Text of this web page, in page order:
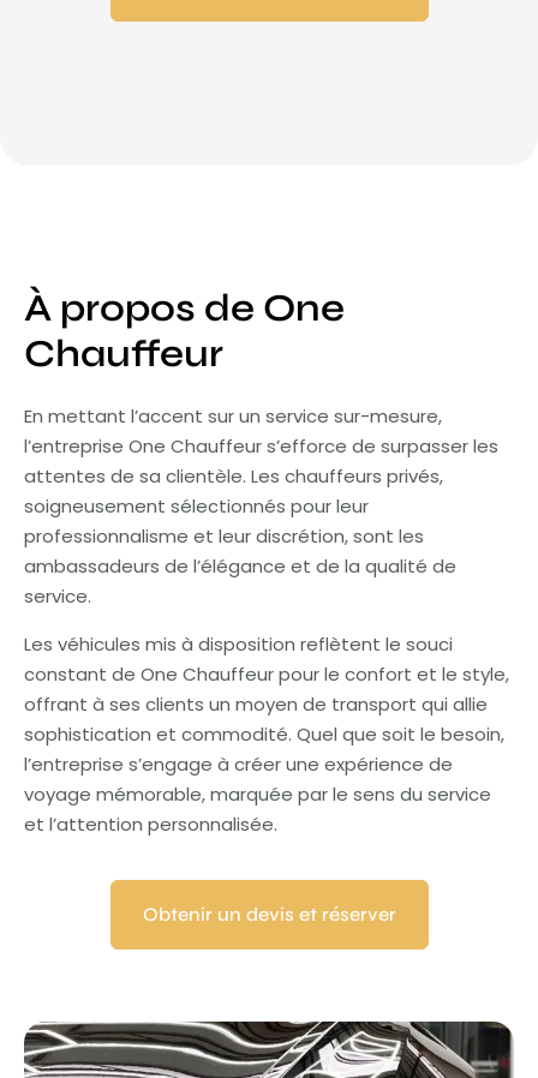
À propos de One
Chauffeur
En mettant l’accent sur un service sur-mesure,
l’entreprise One Chauffeur s’efforce de surpasser les
attentes de sa clientèle. Les chauffeurs privés,
soigneusement sélectionnés pour leur
professionnalisme et leur discrétion, sont les
ambassadeurs de l’élégance et de la qualité de
service.
Les véhicules mis à disposition reflètent le souci
constant de One Chauffeur pour le confort et le style,
offrant à ses clients un moyen de transport qui allie
sophistication et commodité. Quel que soit le besoin,
l’entreprise s’engage à créer une expérience de
voyage mémorable, marquée par le sens du service
et l’attention personnalisée.
Obtenir un devis et réserver